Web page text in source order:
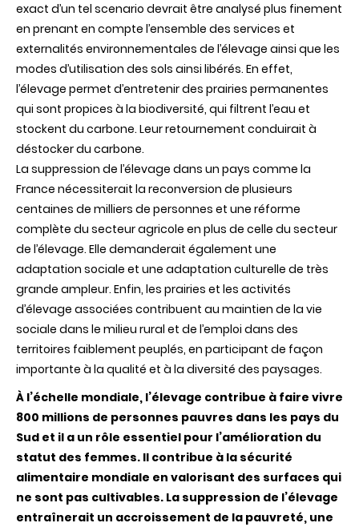
exact d’un tel scenario devrait être analysé plus finement
en prenant en compte l’ensemble des services et
externalités environnementales de l’élevage ainsi que les
modes d’utilisation des sols ainsi libérés. En effet,
l’élevage permet d’entretenir des prairies permanentes
qui sont propices à la biodiversité, qui filtrent l’eau et
stockent du carbone. Leur retournement conduirait à
déstocker du carbone.
La suppression de l’élevage dans un pays comme la
France nécessiterait la reconversion de plusieurs
centaines de milliers de personnes et une réforme
complète du secteur agricole en plus de celle du secteur
de l’élevage. Elle demanderait également une
adaptation sociale et une adaptation culturelle de très
grande ampleur. Enfin, les prairies et les activités
d’élevage associées contribuent au maintien de la vie
sociale dans le milieu rural et de l’emploi dans des
territoires faiblement peuplés, en participant de façon
importante à la qualité et à la diversité des paysages.
À l’échelle mondiale, l’élevage contribue à faire vivre
800 millions de personnes pauvres dans les pays du
Sud et il a un rôle essentiel pour l’amélioration du
statut des femmes. Il contribue à la sécurité
alimentaire mondiale en valorisant des surfaces qui
ne sont pas cultivables. La suppression de l’élevage
entraînerait un accroissement de la pauvreté, une